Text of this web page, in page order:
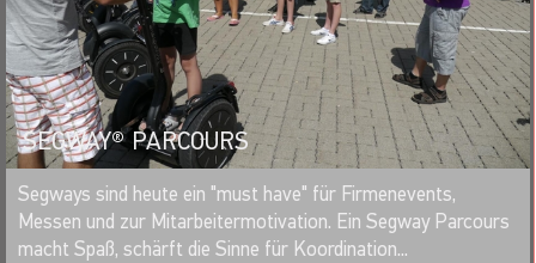
SEGWAY® PARCOURS
MERKEN
Segways sind heute ein "must have" für Firmenevents,
Messen und zur Mitarbeitermotivation. Ein Segway Parcours
macht Spaß, schärft die Sinne für Koordination...